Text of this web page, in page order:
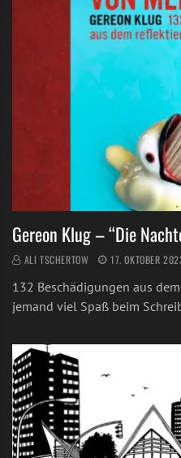
Gereon Klug – “Die
ALI TSCHERTOW 17. OKTOBER
132 Beschädigungen aus
jemand viel Spaß beim